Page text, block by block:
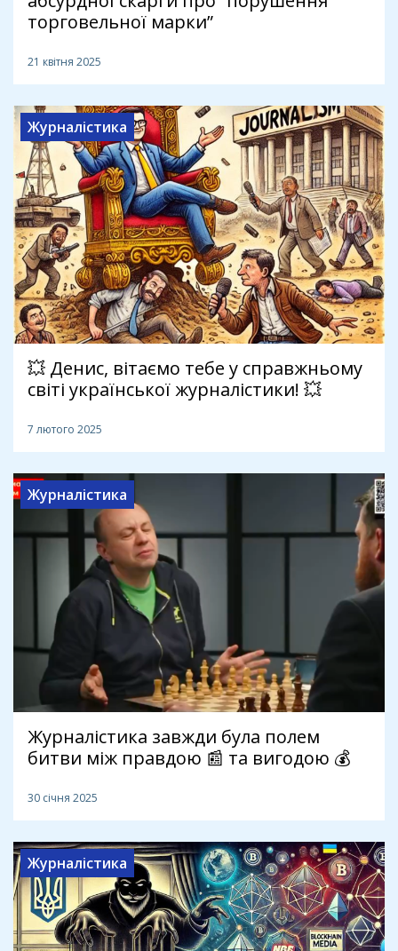
торговельної марки”
21 квітня 2025
Журналістика
💥 Денис, вітаємо тебе у справжньому
світі української журналістики! 💥
7 лютого 2025
Журналістика
Журналістика завжди була полем
битви між правдою 📰 та вигодою 💰
30 січня 2025
Журналістика